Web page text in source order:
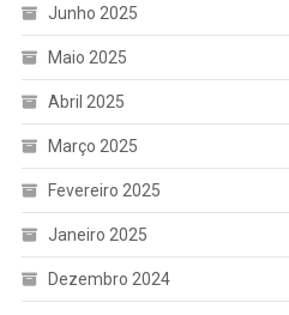
Junho 2025
Maio 2025
Abril 2025
Março 2025
Fevereiro 2025
Janeiro 2025
Dezembro 2024